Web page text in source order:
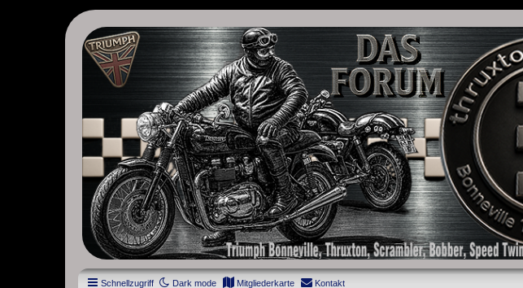
thruxton-forum.de
DAS FORUM! Alles rund um die Triumph Modern Classic Modelle. Das Forum für die New
Street Cup, America und Speedmaster.
Schnellzugriff Dark mode Mitgliederkarte Kontakt